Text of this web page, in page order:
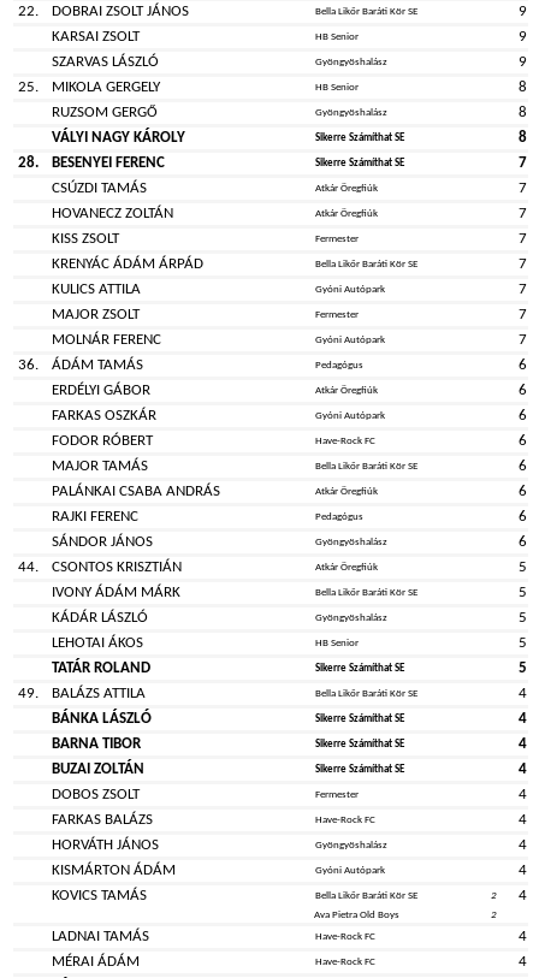
22. DOBRAI ZSOLT JÁNOS Bella Likőr Baráti Kör SE
9
KARSAI ZSOLT
HB Senior
9
SZARVAS LÁSZLÓ
Gyöngyöshalász
9
25.
MIKOLA GERGELY HB Senior
8
RUZSOM GERGŐ
Gyöngyöshalász
8
VÁLYI NAGY KÁROLY
Sikerre Számíthat SE
8
28.
BESENYEI FERENC Sikerre Számíthat SE
7
CSÚZDI TAMÁS
Atkár Öregfiúk
7
HOVANECZ ZOLTÁN
Atkár Öregfiúk
7
KISS ZSOLT
Fermester
7
KRENYÁC ÁDÁM ÁRPÁD
Bella Likőr Baráti Kör SE
7
KULICS ATTILA
Gyóni Autópark
7
MAJOR ZSOLT
Fermester
7
MOLNÁR FERENC
Gyóni Autópark
7
36.
ÁDÁM TAMÁS Pedagógus
6
ERDÉLYI GÁBOR
Atkár Öregfiúk
6
FARKAS OSZKÁR
Gyóni Autópark
6
FODOR RÓBERT
Have-Rock FC
6
MAJOR TAMÁS
Bella Likőr Baráti Kör SE
6
PALÁNKAI CSABA ANDRÁS
Atkár Öregfiúk
6
RAJKI FERENC
Pedagógus
6
SÁNDOR JÁNOS
Gyöngyöshalász
6
44.
CSONTOS KRISZTIÁN Atkár Öregfiúk
5
IVONY ÁDÁM MÁRK
Bella Likőr Baráti Kör SE
5
KÁDÁR LÁSZLÓ
Gyöngyöshalász
5
LEHOTAI ÁKOS
HB Senior
5
TATÁR ROLAND
Sikerre Számíthat SE
5
49.
BALÁZS ATTILA Bella Likőr Baráti Kör SE
4
BÁNKA LÁSZLÓ
Sikerre Számíthat SE
4
BARNA TIBOR
Sikerre Számíthat SE
4
BUZAI ZOLTÁN
Sikerre Számíthat SE
4
DOBOS ZSOLT
Fermester
4
FARKAS BALÁZS
Have-Rock FC
4
HORVÁTH JÁNOS
Gyöngyöshalász
4
KISMÁRTON ÁDÁM
Gyóni Autópark
4
KOVICS TAMÁS
Bella Likőr Baráti Kör SE 2 4
Ava Pietra Old Boys 2
LADNAI TAMÁS Have-Rock FC
4
MÉRAI ÁDÁM
Have-Rock FC
4